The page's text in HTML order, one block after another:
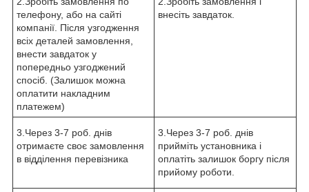
телефону, або на сайті
компанії. Після узгодження
всіх деталей замовлення,
внести завдаток у
попередньо узгоджений
спосіб. (Залишок можна
оплатити накладним
платежем)
внесіть завдаток.
3.Через 3-7 роб. днів
отримаєте своє замовлення
в відділення перевізника
3.Через 3-7 роб. днів
прийміть установника і
оплатіть залишок боргу після
прийому роботи.